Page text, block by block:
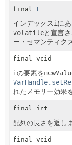
final E
インデックスi に
volatileと宣言
ー・セマンティク
final void
iの要素を
れたメモリー効果
final int
配列の長さを返し
final void